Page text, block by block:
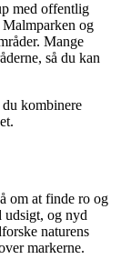
med offentlig
og
Mange
så du kan
kombinere
om at finde ro og
udsigt, og nyd
naturens
markerne.